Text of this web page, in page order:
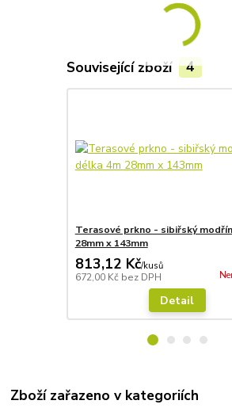
Související zboží 4
Terasové prkno - sibiřský
28mm x 143mm
813,12 Kč/kusů
672,00 Kč bez DPH
Detail
Zboží zařazeno v kategoriích